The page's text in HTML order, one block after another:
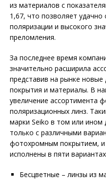
из материалов с
1,67, что позволяет
поляризации и высокого
преломления.
За последнее время
значительно расширила
представив на рынке новые
покрытия и материалы. В
увеличение ассортимента
поляризационных линз.
марки Seiko в том или ином
только с различными
фотохромным покрытием, и
исполнены в пяти
Бесцветные – линзы из